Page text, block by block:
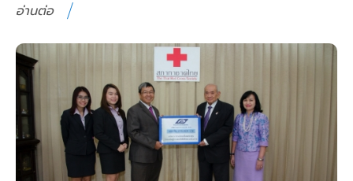
อ่านต่อ